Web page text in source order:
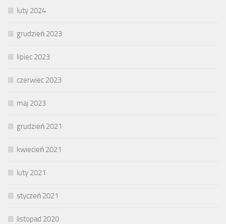
luty 2024
grudzień 2023
lipiec 2023
czerwiec 2023
maj 2023
grudzień 2021
kwiecień 2021
luty 2021
styczeń 2021
listopad 2020